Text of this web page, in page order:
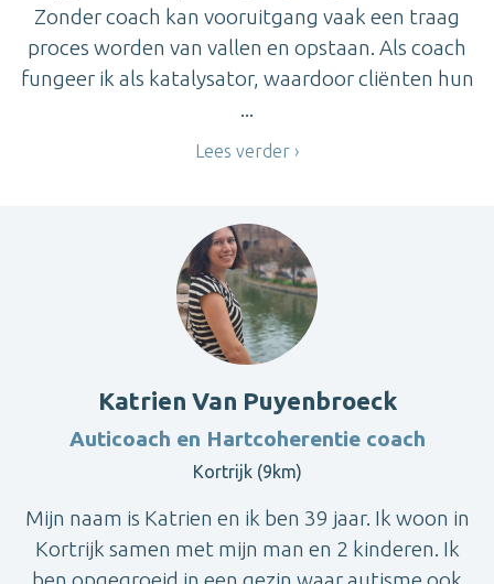
Zonder coach kan vooruitgang vaak een traag
proces worden van vallen en opstaan. Als coach
fungeer ik als katalysator, waardoor cliënten hun
...
Lees verder
Katrien Van Puyenbroeck
Auticoach en Hartcoherentie coach
Kortrijk (9km)
Mijn naam is Katrien en ik ben 39 jaar. Ik woon in
Kortrijk samen met mijn man en 2 kinderen. Ik